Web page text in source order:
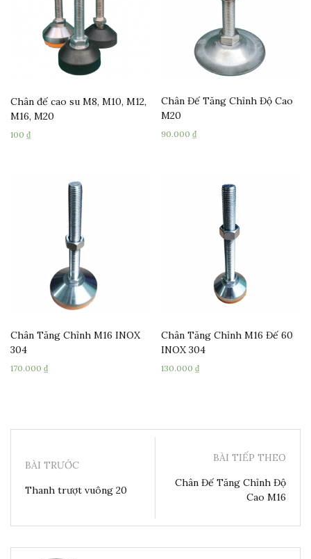
Chân đế cao su M8, M10, M12,
M16, M20
100 ₫
Chân Đế Tăng Chỉnh Độ Cao
M20
90.000₫
Chân Tăng Chỉnh M16 INOX
304
170.000 ₫
Chân Tăng Chỉnh M16 Đế 60
INOX 304
130.000₫
BÀI TRƯỚC
Thanh trượt vuông 20
BÀI TIẾP THEO
Chân Đế Tăng Chỉnh Độ
Cao M16